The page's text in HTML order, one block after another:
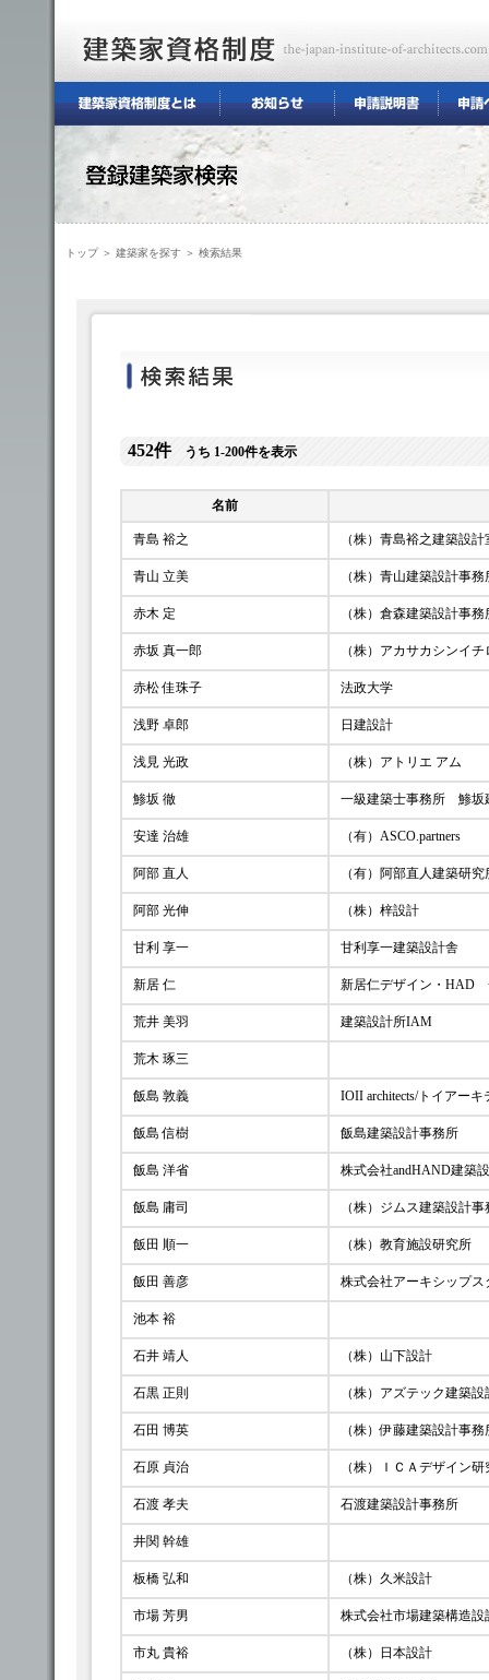
トップ＞ 建築家を探す ＞ 検索結果
452件うち 1-200件を表示
名前
青島 裕之 （株）青島裕之建築設
青山 立美 （株）青山建築設計事
赤木 定 （株）倉森建築設計事
赤坂 真一郎 （株）アカサカシンイ
赤松 佳珠子 法政大学
浅野 卓郎 日建設計
浅見 光政 （株）アトリエ アム
鯵坂 徹 一級建築士事務所 鯵坂
安達 治雄 （有）ASCO.partners
阿部 直人 （有）阿部直人建築研
阿部 光伸 （株）梓設計
甘利 享一 甘利享一建築設計舎
新居 仁 新居仁デザイン・HAD
荒井 美羽 建築設計所IAM
荒木 琢三
飯島 敦義 IOII architects/トイアー
飯島 信樹 飯島建築設計事務所
飯島 洋省 株式会社andHAND建築
飯島 庸司 （株）ジムス建築設計
飯田 順一 （株）教育施設研究所
飯田 善彦 株式会社アーキシップ
池本 裕
石井 靖人 （株）山下設計
石黒 正則 （株）アズテック建築
石田 博英 （株）伊藤建築設計事
石原 貞治 （株）ＩＣＡデザイン
石渡 孝夫 石渡建築設計事務所
井関 幹雄
板橋 弘和 （株）久米設計
市場 芳男 株式会社市場建築構造
市丸 貴裕 （株）日本設計